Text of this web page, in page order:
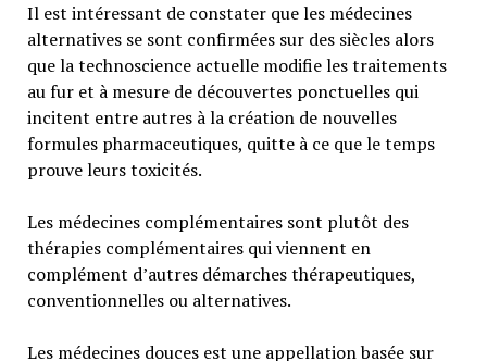
Il est intéressant de constater que les médecines
alternatives se sont confirmées sur des siècles alors
que la technoscience actuelle modifie les traitements
au fur et à mesure de découvertes ponctuelles qui
incitent entre autres à la création de nouvelles
formules pharmaceutiques, quitte à ce que le temps
prouve leurs toxicités.
Les médecines complémentaires sont plutôt des
thérapies complémentaires qui viennent en
complément d’autres démarches thérapeutiques,
conventionnelles ou alternatives.
Les médecines douces est une appellation basée sur